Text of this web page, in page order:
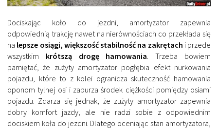
Dociskając koło do jezdni, amortyzator zapewnia
odpowiednią trakcję nawet na nierównościach co przekłada się
na lepsze osiągi, większość stabilność na zakrętach i przede
wszystkim krótszą drogę hamowania. Trzeba bowiem
pamiętać, że zużyty amortyzator pogłębia efekt nurkowania
pojazdu, które to z kolei ogranicza skuteczność hamowania
oponom tylnej osi i zaburza środek ciężkości pomiędzy osiami
pojazdu. Zdarza się jednak, że zużyty amortyzator zapewnia
dobry komfort jazdy, ale nie radzi sobie z odpowiednim
dociskiem koła do jezdni. Dlatego oceniając stan amortyzatora,